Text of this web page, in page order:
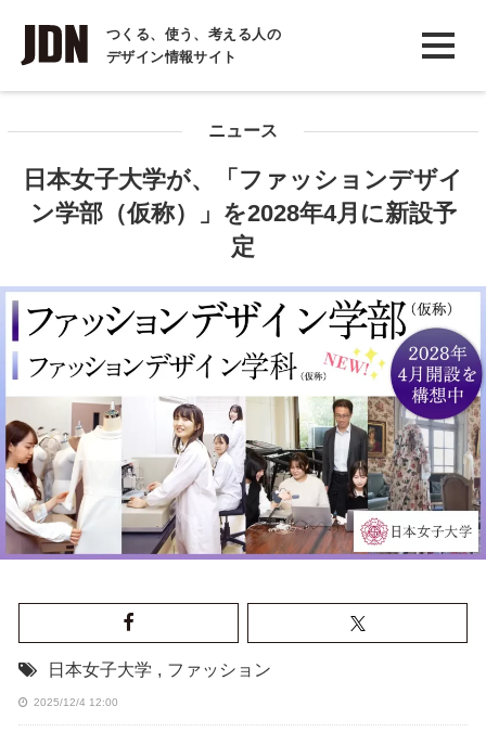
つくる、使う、考える人の
デザイン情報サイト
INTERVIEW
インタビュー
COLUMN
ニュース
日本女子大学が、「ファッションデザイ
ン学部（仮称）」を2028年4月に新設予
定
日本女子大学 , ファッション
2025/12/4 12:00